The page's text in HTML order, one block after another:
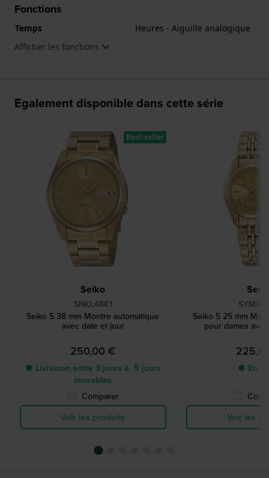
Fonctions
Temps
Heures - Aiguille analogique
Afficher les fonctions
Egalement disponible dans cette série
Seiko
SNKL48K1
Seiko 5 38 mm Montre automatique
avec date et jour
250,00 €
● Livraison entre 3 jours à 5 jours
ouvrables
Comparer
Voir les produits
Best-seller
Seiko 5 25 mm
pour dames
● En
Voir les